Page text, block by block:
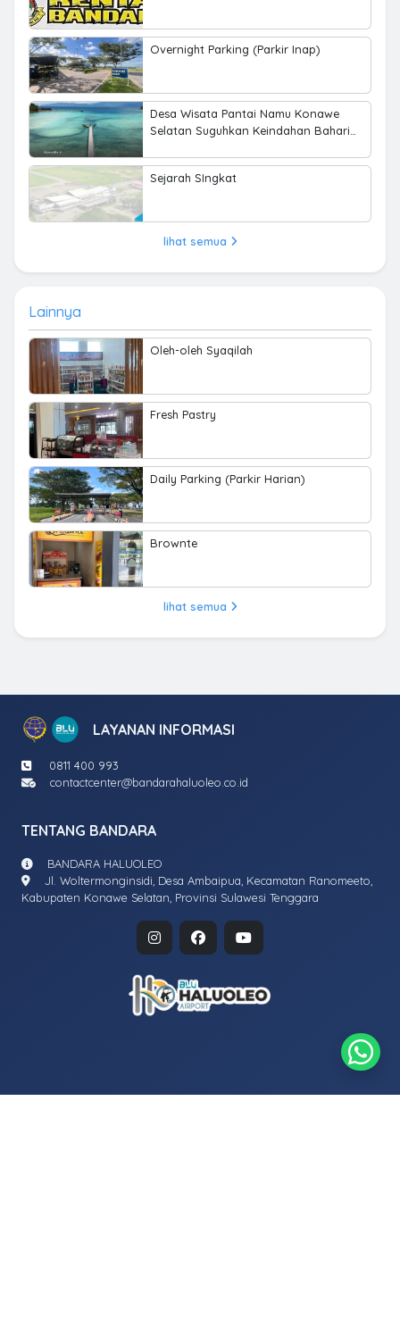
Overnight Parking (Parkir Inap)
Desa Wisata Pantai Namu Konawe
Selatan Suguhkan Keindahan Bahari
Sejarah SIngkat
lihat semua
Lainnya
Oleh-oleh Syaqilah
Fresh Pastry
Daily Parking (Parkir Harian)
Brownte
lihat semua
LAYANAN INFORMASI
0811 400 993
contactcenter@bandarahaluoleo.co.id
TENTANG BANDARA
BANDARA HALUOLEO
Jl. Woltermonginsidi, Desa Ambaipua, Kecamatan Ranomeeto,
Kabupaten Konawe Selatan, Provinsi Sulawesi Tenggara